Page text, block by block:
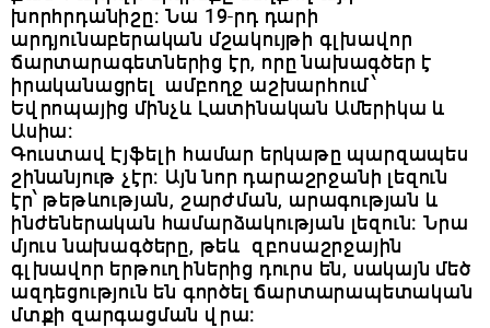
խորհրդանիշը։ Նա 19-րդ դարի
արդյունաբերական մշակույթի գլխավոր
ճարտարագետներից էր, որը նախագծեր է
իրականացրել ամբողջ աշխարհում՝
Եվրոպայից մինչև Լատինական Ամերիկա և
Ասիա։
Գուստավ Էյֆելի համար երկաթը պարզապես
շինանյութ չէր։ Այն նոր դարաշրջանի լեզուն
էր՝ թեթևության, շարժման, արագության և
ինժեներական համարձակության լեզուն։ Նրա
մյուս նախագծերը, թեև զբոսաշրջային
գլխավոր երթուղիներից դուրս են, սակայն մեծ
ազդեցություն են գործել ճարտարապետական
մտքի զարգացման վրա։